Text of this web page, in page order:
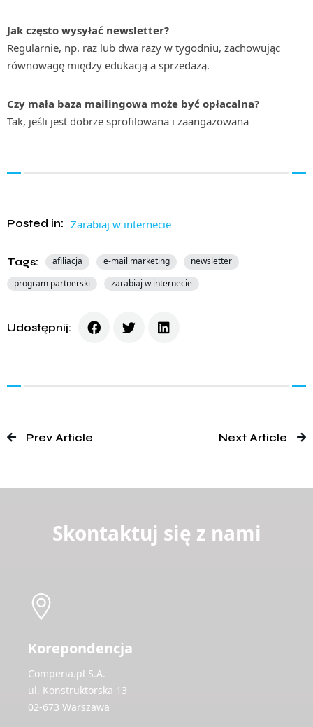
Jak często wysyłać newsletter?
Regularnie, np. raz lub dwa razy w tygodniu, zachowując
równowagę między edukacją a sprzedażą.
Czy mała baza mailingowa może być opłacalna?
Tak, jeśli jest dobrze sprofilowana i zaangażowana
Posted in: Zarabiaj w internecie
Tags: afiliacja e-mail marketing
newsletter
program partnerski
zarabiaj w internecie
Udostępnij:
Prev Article Next Article
Skontaktuj się z nami
Korepondencja
Comperia.pl S.A.
ul. Konstruktorska 13
02-673 Warszawa